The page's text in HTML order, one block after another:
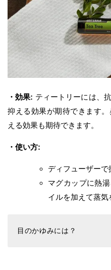
・効果: ティートリーには、
抑える効果が期待できます
える効果も期待できます。
・使い方:
ディフューザーで
マグカップに熱
イルを加えて蒸気
目のかゆみには？